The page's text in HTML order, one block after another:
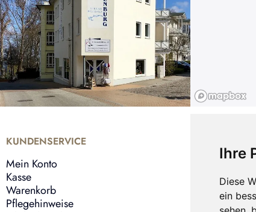
Ihre
Diese
ein
KUNDENSERVICE
Mein Konto
Kasse
Warenkorb
Pflegehinweise
Shop